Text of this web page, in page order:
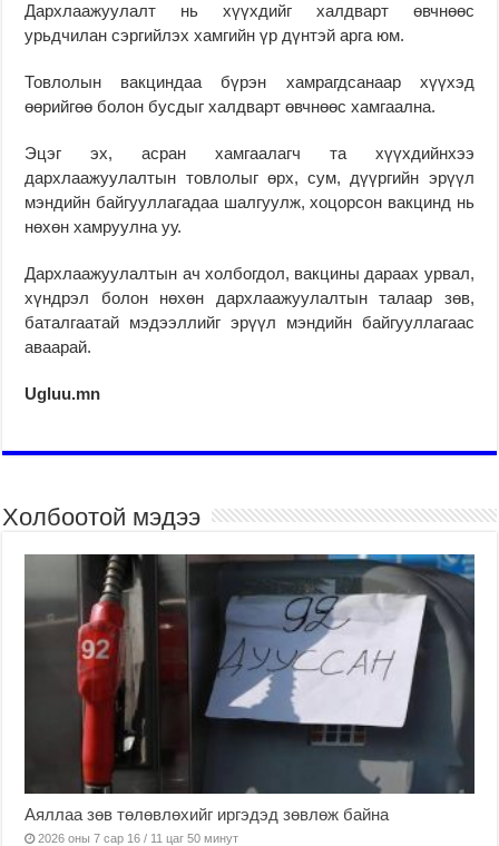
Дархлаажуулалт нь хүүхдийг халдварт өвчнөөс
урьдчилан сэргийлэх хамгийн үр дүнтэй арга юм.
Товлолын вакциндаа бүрэн хамрагдсанаар хүүхэд
өөрийгөө болон бусдыг халдварт өвчнөөс хамгаална.
Эцэг эх, асран хамгаалагч та хүүхдийнхээ
дархлаажуулалтын товлолыг өрх, сум, дүүргийн эрүүл
мэндийн байгууллагадаа шалгуулж, хоцорсон вакцинд нь
нөхөн хамруулна уу.
Дархлаажуулалтын ач холбогдол, вакцины дараах урвал,
хүндрэл болон нөхөн дархлаажуулалтын талаар зөв,
баталгаатай мэдээллийг эрүүл мэндийн байгууллагаас
аваарай.
Ugluu.mn
Холбоотой мэдээ
Аяллаа зөв төлөвлөхийг иргэдэд зөвлөж байна
2026 оны 7 сар 16 / 11 цаг 50 минут